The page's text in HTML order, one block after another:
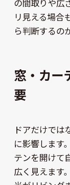
の間取りや広
リ見える場合
ら判断するの
窓・カー
要
ドアだけでは
に影響します
テンを開けて
広く見えます